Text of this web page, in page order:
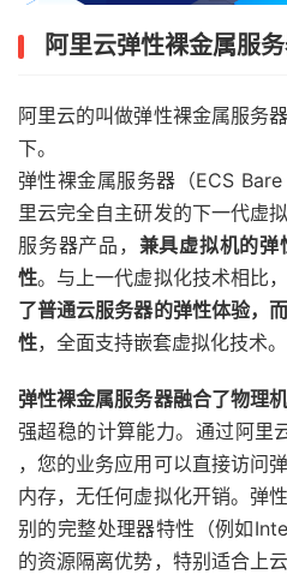
阿里云弹性裸金属服
阿里云的叫做弹性裸金属服务
下。
弹性裸金属服务器（ECS
里云完全自主研发的下一代虚
服务器产品， 兼具虚拟机的弹
性。与上一代虚拟化技术相比
了普通云服务器的弹性体验，
性，全面支持嵌套虚拟化技术。
弹性裸金属服务器融合了物理
强超稳的计算能力。通过阿里
，您的业务应用可以直接访问
内存，无任何虚拟化开销。弹
别的完整处理器特性（例如
的资源隔离优势，特别适合上